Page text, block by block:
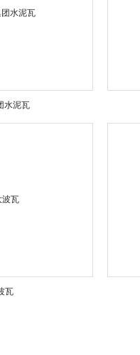
水泥瓦
瓦